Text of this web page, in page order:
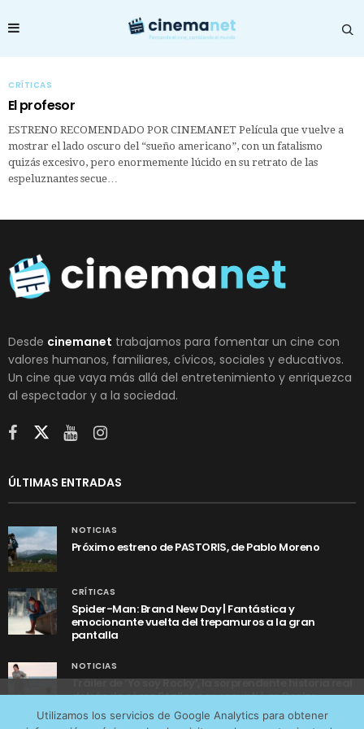
CRÍTICAS
El profesor
ESTRENO RECOMENDADO POR CINEMANET Película que vuelve a
mostrar el lado oscuro del “sueño americano”, con un fatalismo
quizás excesivo, pero enormemente lúcido en su retrato de las
espeluznantes secue…
Desde cinemanet trabajamos para fomentar un cine con
valores humanos, familiares, cívicos, sociales y educativos.
Un cine que vaya más allá del entretenimiento y enriquezca
al espectador y a la sociedad.
ÚLTIMAS ENTRADAS
NOTICIAS
Próximo estreno de PASTORIS, de Pablo Moreno
CRÍTICAS
Spider-Man: Brand New Day | Fantástica y
emocionante vuelta del trepamuros a la gran
pantalla
NOTICIAS
Tráiler de ‘Yo soy Rocky’, la sorprendente historia real
detrás de cómo Stallone se convirtió en Rocky
Utilizamos los servicios de Google Analytics para obtener
tráfico web que recibimos y conocer los servicios que